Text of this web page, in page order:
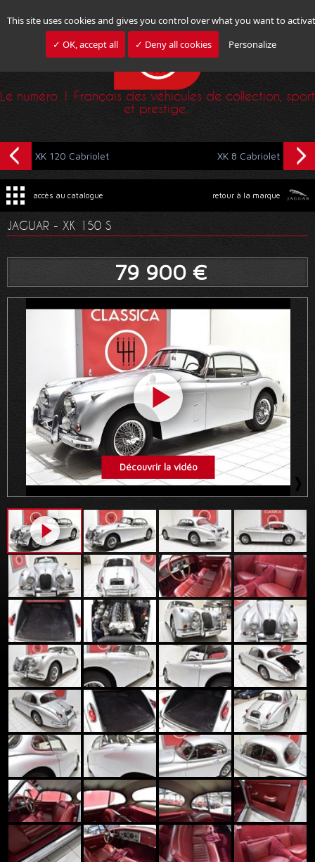
This site uses cookies and gives you control over what you want to
✓ OK, accept all
✓ Deny all cookies Personalize
Le numéro 1 Français des véhicules de collection, sport
et prestige...
XK 120 Cabriolet
accès au catalogue retour à la marque
XK 8 Cabriolet
JAGUAR - XK 150 S
79 900 €
Découvrir la vidéo